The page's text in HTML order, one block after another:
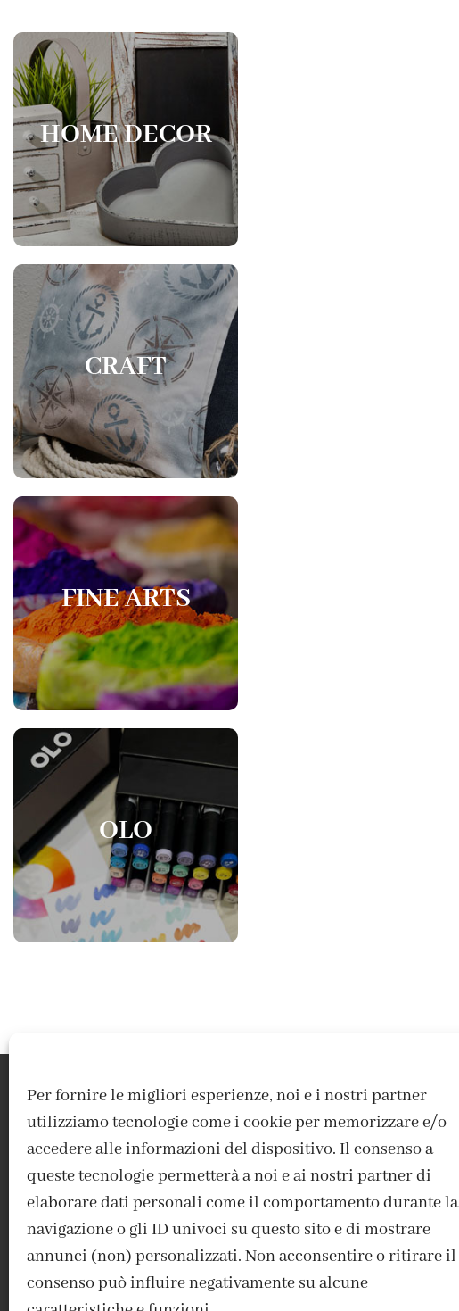
Per fornire le migliori esperienze, noi e i nostri partner
utilizziamo tecnologie come i cookie per memorizzare e/o
accedere alle informazioni del dispositivo. Il consenso a
queste tecnologie permetterà a noi e ai nostri partner di
elaborare dati personali come il comportamento durante la
navigazione o gli ID univoci su questo sito e di mostrare
annunci (non) personalizzati. Non acconsentire o ritirare il
consenso può influire negativamente su alcune
HOME DECOR
CRAFT
FINE ARTS
OLO
ACCEDI / REGISTRATI IL MIO ACCOUNT